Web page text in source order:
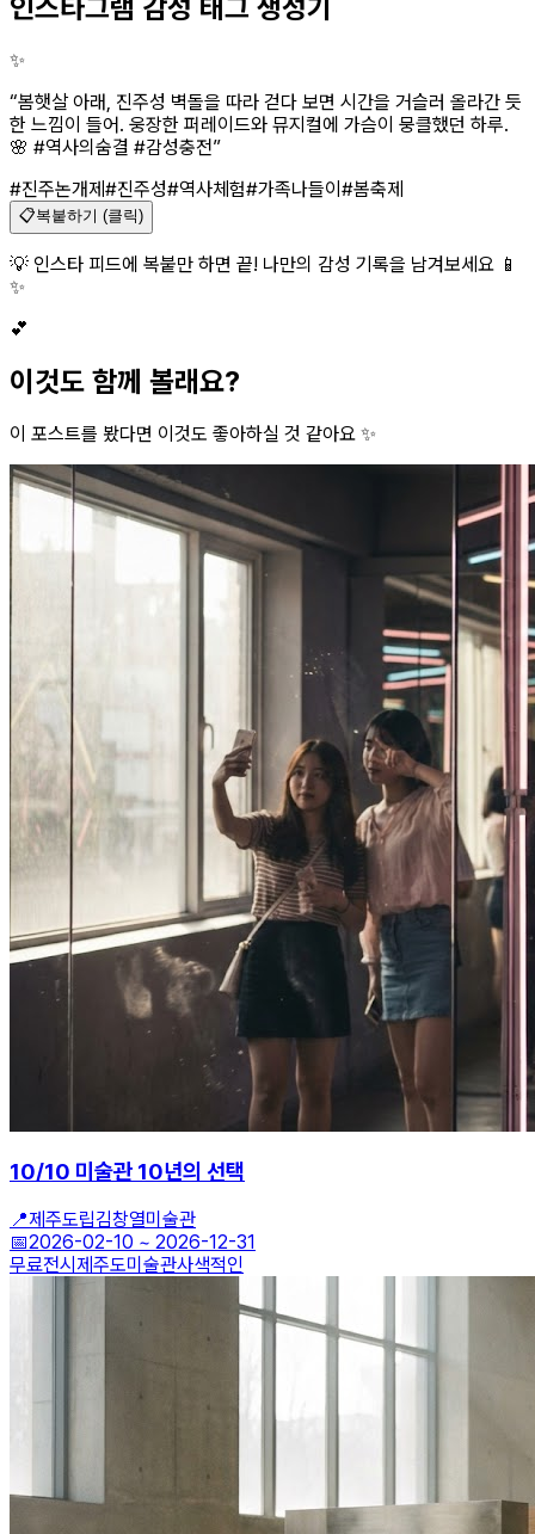
인스타그램 감성 태그 생성기
✨
“봄햇살 아래, 진주성 벽돌을 따라 걷다 보면 시간을 거슬러 올라간 듯
한 느낌이 들어. 웅장한 퍼레이드와 뮤지컬에 가슴이 뭉클했던 하루.
🌸 #역사의숨결 #감성충전”
#진주논개제#진주성#역사체험#가족나들이 #봄축제
📋복붙하기 (클릭)
💡 인스타 피드에 복붙만 하면 끝! 나만의 감성 기록을 남겨보세요 📱
✨
💕
이것도 함께 볼래요?
이 포스트를 봤다면 이것도 좋아하실 것 같아요 ✨
10/10 미술관 10년의 선택
📍제주도립김창열미술관
📅2026-02-10 ~ 2026-12-31
무료전시 제주도미술관사색적인